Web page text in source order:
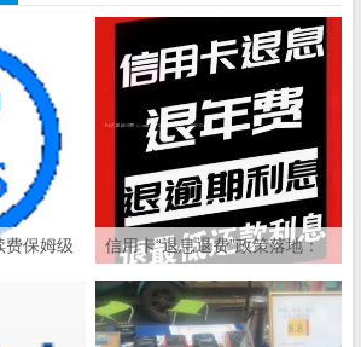
费保姆级
信用卡“退息退费”政策落地：
个人可操作，这些银行支持
退！